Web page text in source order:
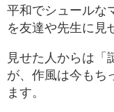
平和でシュールな
を友達や先生に見
見せた人からは「
が、作風は今もち
ます。